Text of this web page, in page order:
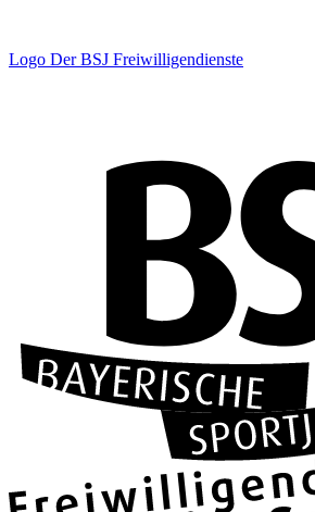
Logo Der BSJ Freiwilligendienste